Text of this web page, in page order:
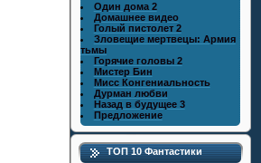
Один дома 2
Домашнее видео
Голый пистолет 2
Зловещие мертвецы: Армия
тьмы
Горячие головы 2
Мистер Бин
Мисс Конгениальность
Дурман любви
Назад в будущее 3
Предложение
ТОП 10 Фантастики